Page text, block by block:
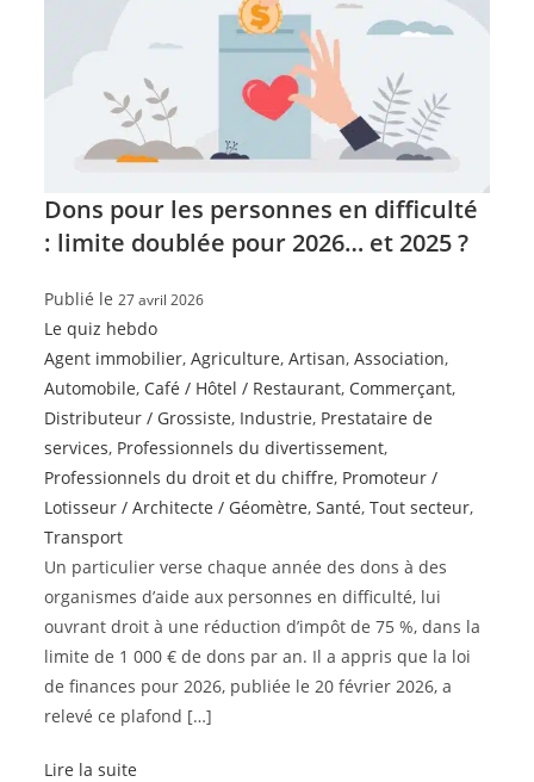
Dons pour les personnes en difficulté
: limite doublée pour 2026… et 2025 ?
Publié le27 avril 2026
Le quiz hebdo
Agent immobilier,Agriculture,Artisan,Association,
Automobile, Café / Hôtel / Restaurant, Commerçant,
Distributeur / Grossiste, Industrie, Prestataire de
services, Professionnels du divertissement,
Professionnels du droit et du chiffre, Promoteur /
Lotisseur / Architecte / Géomètre,Santé,Tout secteur,
Transport
Un particulier verse chaque année des dons à des
organismes d’aide aux personnes en difficulté, lui
ouvrant droit à une réduction d’impôt de 75 %, dans la
limite de 1 000 € de dons par an. Il a appris que la loi
de finances pour 2026, publiée le 20 février 2026, a
relevé ce plafond […]
Lire la suite